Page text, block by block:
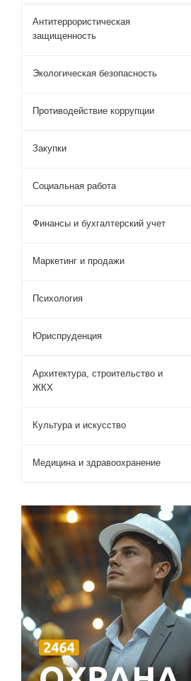
Антитеррористическая
защищенность
Экологическая безопасность
Противодействие коррупции
Закупки
Социальная работа
Финансы и бухгалтерский учет
Маркетинг и продажи
Психология
Юриспруденция
Архитектура, строительство и
ЖКХ
Культура и искусство
Медицина и здравоохранение